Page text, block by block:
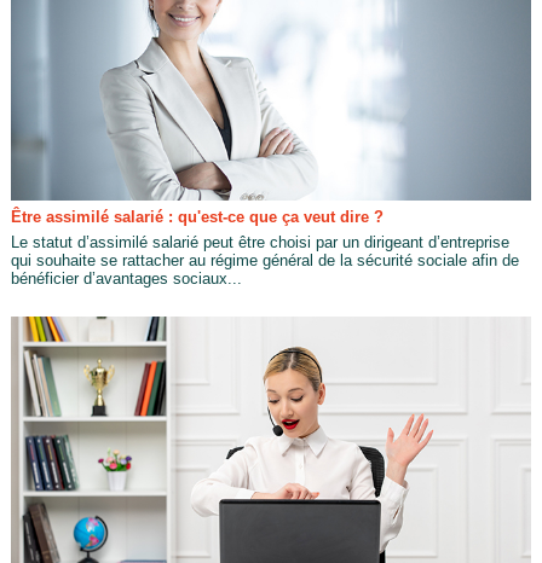
Être assimilé salarié : qu'est-ce que ça veut dire ?
Le statut d’assimilé salarié peut être choisi par un dirigeant d’entreprise
qui souhaite se rattacher au régime général de la sécurité sociale afin de
bénéficier d’avantages sociaux...